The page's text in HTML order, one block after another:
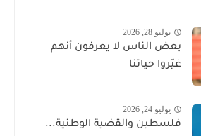
يوليو 28, 2026
بعض الناس لا يعرفون أنهم
غيّروا حياتنا
يوليو 24, 2026
فلسطين والقضية الوطنية...